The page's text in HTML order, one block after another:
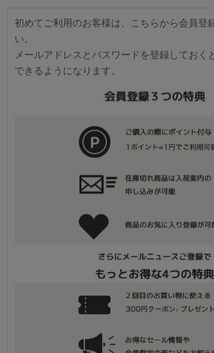
初めてご利用のお客様は、こちらから会員登
い。
メールアドレスとパスワードを登録しておく
できるようになります。